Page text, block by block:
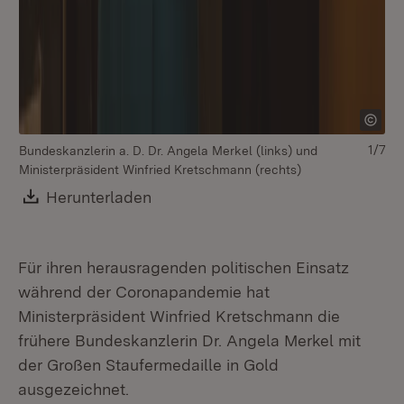
Bundeskanzlerin a. D. Dr. Angela Merkel (links) und
Ministerpräsident Winfried Kretschmann (rechts)
Download:
Herunterladen
1/7
Für ihren herausragenden politischen Einsatz
während der Coronapandemie hat
Ministerpräsident Winfried Kretschmann die
frühere Bundeskanzlerin Dr. Angela Merkel mit
der Großen Staufermedaille in Gold
ausgezeichnet.